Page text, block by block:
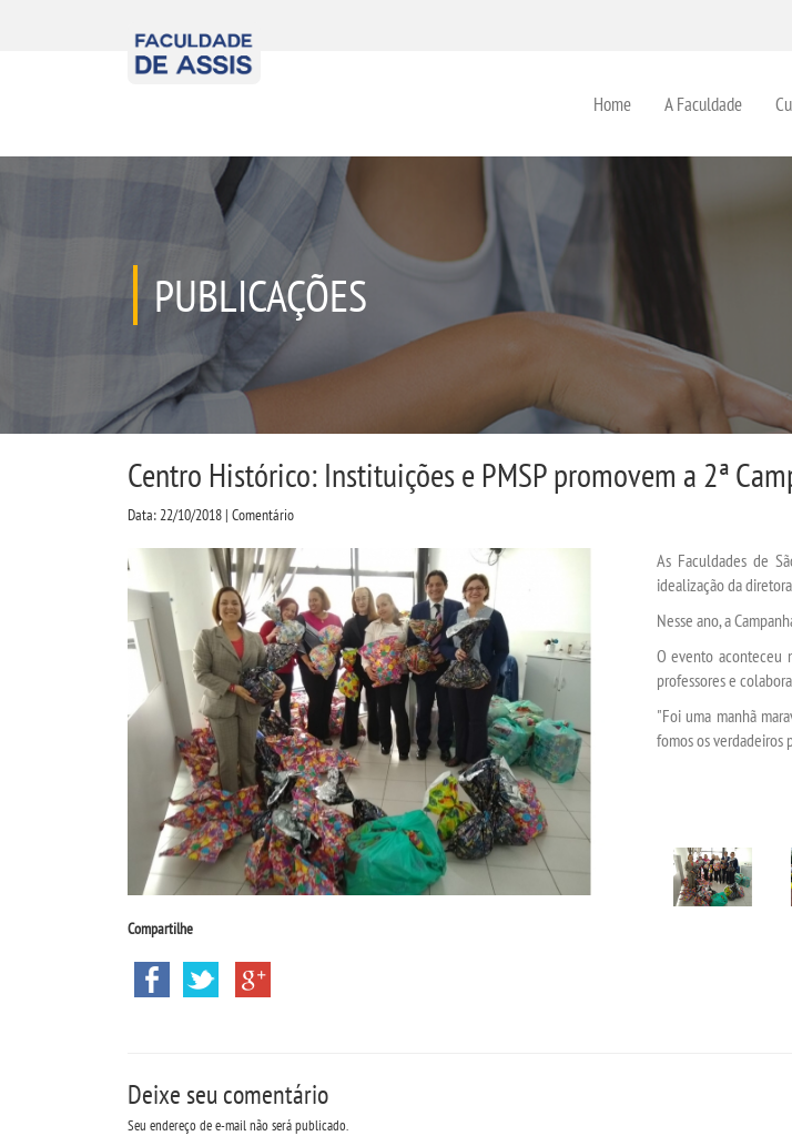
Home A Faculdade
PUBLICAÇÕES
Centro Histórico: Instituições e PMSP promovem a 2ª
Data: 22/10/2018 | Comentário
Compartilhe
As Faculdades de
idealização da
Nesse ano, a
O evento aconteceu
professores e
"Foi uma manhã
fomos os verdadeiros
Deixe seu comentário
Seu endereço de e-mail não será publicado.